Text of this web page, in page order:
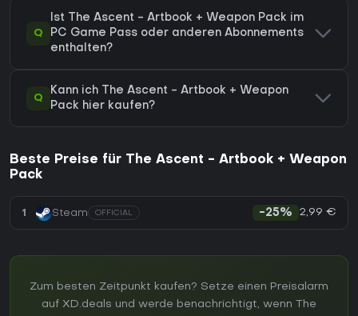
Q
Ist The Ascent - Artbook + Weapon Pack im
PC Game Pass oder anderen Abonnements
enthalten?
Q
Kann ich The Ascent - Artbook + Weapon
Pack hier kaufen?
Beste Preise für The Ascent - Artbook + Weapon
Pack
1 Steam OFFICIAL -25% 2,99 €
Zum besten Zeitpunkt kaufen? Setze einen Preisalarm
auf XD.deals und werde benachrichtigt, wenn The